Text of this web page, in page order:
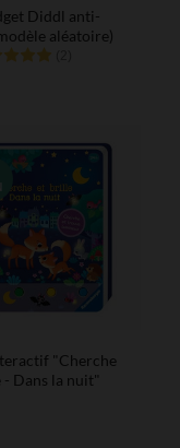
Diddl anti-
aléatoire)
"Cherche
Dans la nuit"